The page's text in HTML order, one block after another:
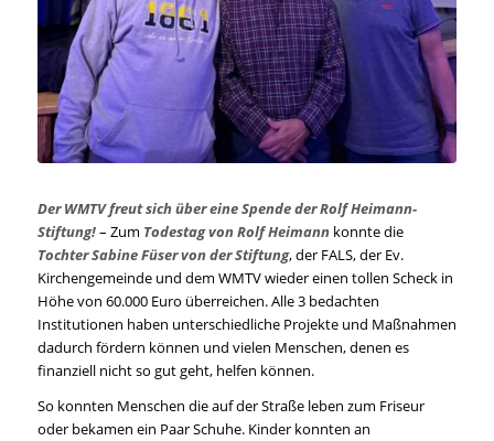
Der WMTV freut sich über eine Spende der Rolf Heimann-
Stiftung!– Zum Todestag von Rolf Heimann konnte die
Tochter Sabine Füser von der Stiftung, der FALS, der Ev.
Kirchengemeinde und dem WMTV wieder einen tollen Scheck in
Höhe von 60.000 Euro überreichen. Alle 3 bedachten
Institutionen haben unterschiedliche Projekte und Maßnahmen
dadurch fördern können und vielen Menschen, denen es
finanziell nicht so gut geht, helfen können.
So konnten Menschen die auf der Straße leben zum Friseur
oder bekamen ein Paar Schuhe. Kinder konnten an